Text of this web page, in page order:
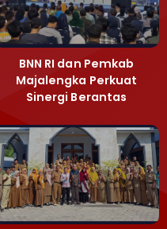
BNN RI dan Pemkab
Majalengka Perkuat
Sinergi Berantas
Narkoba